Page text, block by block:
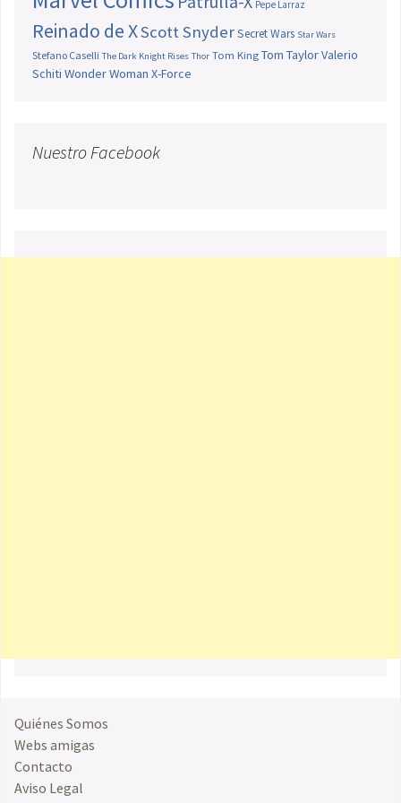
Pepe Larraz
Reinado de XScott SnyderSecret Wars Star Wars
Stefano Caselli The Dark Knight Rises Thor Tom King Tom TaylorValerio
Schiti Wonder Woman X-Force
Nuestro Facebook
Quiénes Somos
Webs amigas
Contacto
Aviso Legal